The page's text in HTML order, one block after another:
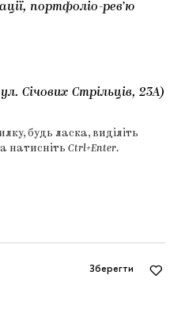
портфоліо-рев’ю
Січових Стрільців, 23А)
будь ласка, виділіть
натисніть Ctrl+Enter.
Зберегти